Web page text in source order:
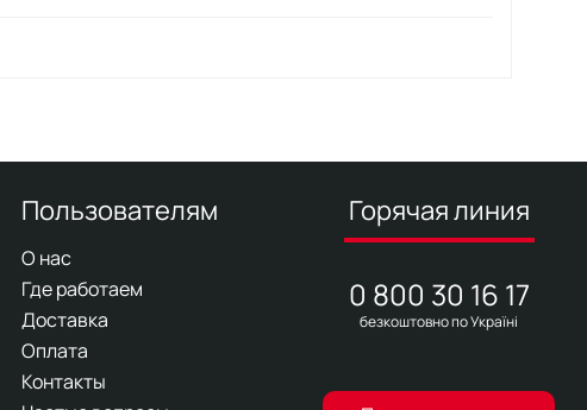
Пользователям
О нас
Где работаем
Доставка
Оплата
Контакты
Горячая линия
0 800 30 16 17
безкоштовно по Україні